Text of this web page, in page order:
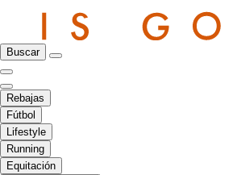
Buscar
Rebajas
Fútbol
Lifestyle
Running
Equitación